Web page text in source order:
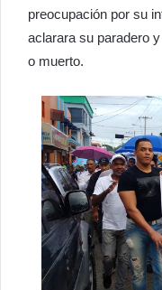
preocupación por su
aclarara su paradero
o muerto.